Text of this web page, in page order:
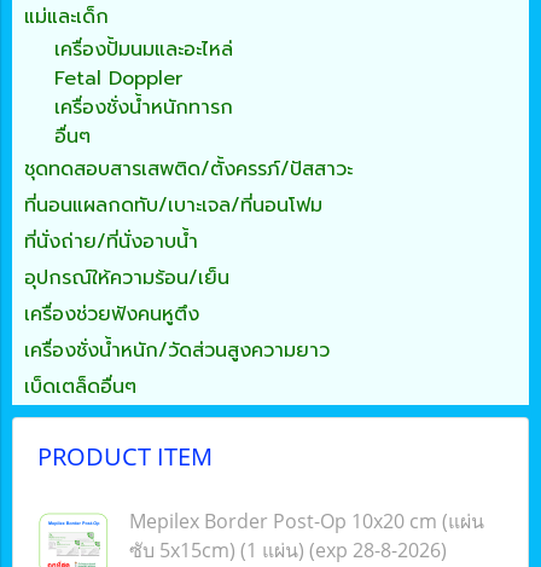
แม่และเด็ก
เครื่องปั้มนมและอะไหล่
Fetal Doppler
เครื่องชั่งน้ำหนักทารก
อื่นๆ
ชุดทดสอบสารเสพติด/ตั้งครรภ์/ปัสสาวะ
ที่นอนแผลกดทับ/เบาะเจล/ที่นอนโฟม
ที่นั่งถ่าย/ที่นั่งอาบน้ำ
อุปกรณ์ให้ความร้อน/เย็น
เครื่องช่วยฟังคนหูตึง
เครื่องชั่งน้ำหนัก/วัดส่วนสูงความยาว
เบ็ดเตล็ดอื่นๆ
PRODUCT ITEM
Mepilex Border Post-Op 10x20 cm (แผ่น
ซับ 5x15cm) (1 แผ่น) (exp 28-8-2026)